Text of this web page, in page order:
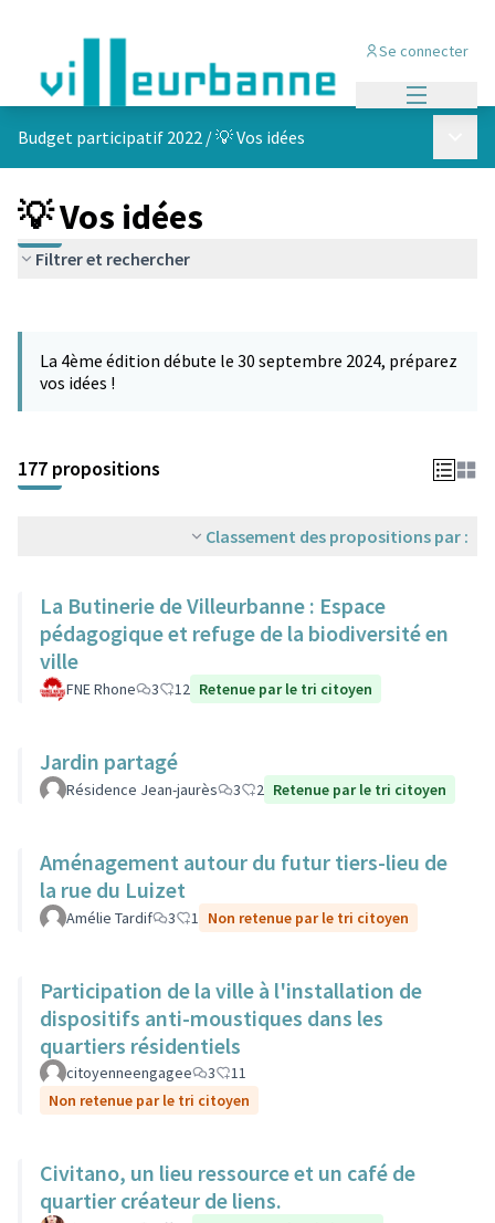
Se connecter
Budget participatif 2022 /💡 Vos idées
💡 Vos idées
Filtrer et rechercher
−
La 4ème édition débute le 30 septembre 2024, préparez
vos idées !
177 propositions
Classement des propositions par :
La Butinerie de Villeurbanne : Espace
pédagogique et refuge de la biodiversité en
ville
FNE Rhone 3 12 Retenue par le tri citoyen
Jardin partagé
Résidence Jean-jaurès 3 2 Retenue par le tri citoyen
Aménagement autour du futur tiers-lieu de
la rue du Luizet
Amélie Tardif 3 1 Non retenue par le tri citoyen
Participation de la ville à l'installation de
dispositifs anti-moustiques dans les
quartiers résidentiels
citoyenneengagee 3
11
Non retenue par le tri citoyen
Civitano, un lieu ressource et un café de
quartier créateur de liens.